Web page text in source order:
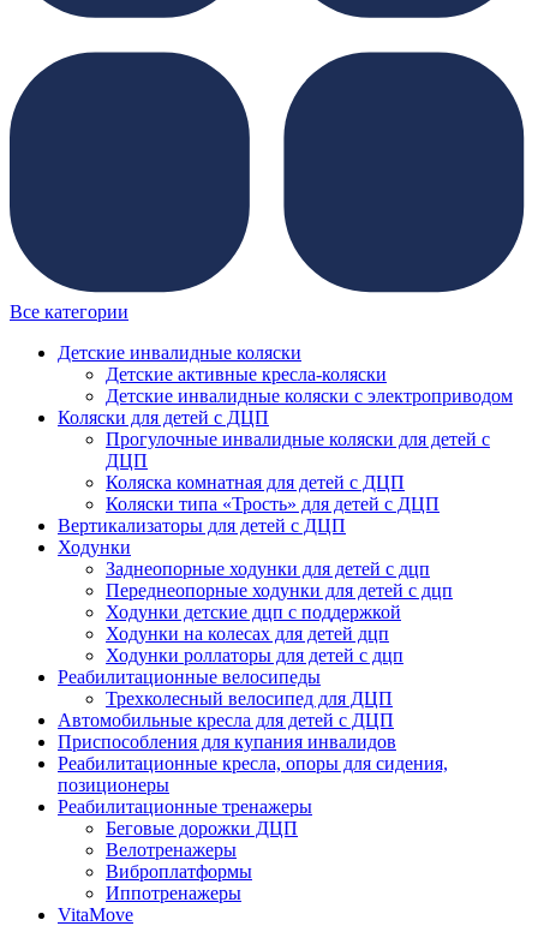
Все категории
Детские инвалидные коляски
Детские активные кресла-коляски
Детские инвалидные коляски с электроприводом
Коляски для детей с ДЦП
Прогулочные инвалидные коляски для детей с
ДЦП
Коляска комнатная для детей с ДЦП
Коляски типа «Трость» для детей с ДЦП
Вертикализаторы для детей с ДЦП
Ходунки
Заднеопорные ходунки для детей с дцп
Переднеопорные ходунки для детей с дцп
Ходунки детские дцп с поддержкой
Ходунки на колесах для детей дцп
Ходунки роллаторы для детей с дцп
Реабилитационные велосипеды
Трехколесный велосипед для ДЦП
Автомобильные кресла для детей с ДЦП
Приспособления для купания инвалидов
Реабилитационные кресла, опоры для сидения,
позиционеры
Реабилитационные тренажеры
Беговые дорожки ДЦП
Велотренажеры
Виброплатформы
Иппотренажеры
VitaMove